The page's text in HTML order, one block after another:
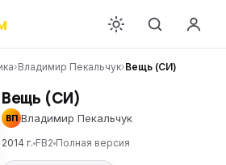
›Владимир Пекальчук›Вещь (СИ)
Вещь (СИ)
ВП Владимир Пекальчук
2014 г. FB2 Полная версия